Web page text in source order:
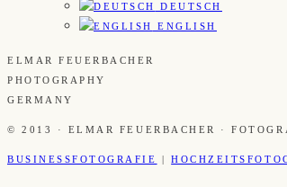
DEUTSCH
ENGLISH
ELMAR FEUERBACHER
PHOTOGRAPHY
GERMANY
© 2013 · ELMAR FEUERBACHER ·
BUSINESSFOTOGRAFIE |